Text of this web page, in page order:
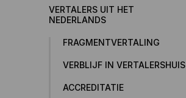
VERTALERS UIT HET
NEDERLANDS
FRAGMENTVERTALING
VERBLIJF IN VERTALERSHUIS
ACCREDITATIE